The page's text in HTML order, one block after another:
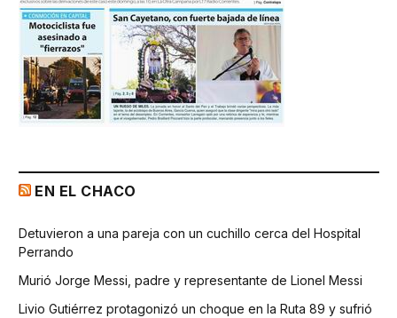
EN EL CHACO
Detuvieron a una pareja con un cuchillo cerca del Hospital
Perrando
Murió Jorge Messi, padre y representante de Lionel Messi
Livio Gutiérrez protagonizó un choque en la Ruta 89 y sufrió